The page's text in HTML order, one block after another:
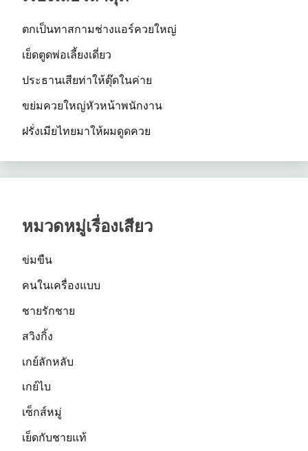
ตกเป็นทาสกามช่างแอร์ควยใหญ่
เย็ดตูดพ่อเลี้ยงเดี่ยว
ประธานเสียท่าให้ตุ๊ดในค่าย
ขย่มควยใหญ่หัวหน้าพนักงาน
ฝรั่งเมียไทยมาให้ผมดูดควย
หมวดหมู่เรื่องเสียว
ข่มขืน
คนในเครื่องแบบ
ชายรักชาย
สวิงกิ้ง
เกย์ลักหลับ
เกย์ไบ
เซ็กส์หมู่
เย็ดกับชายแท้